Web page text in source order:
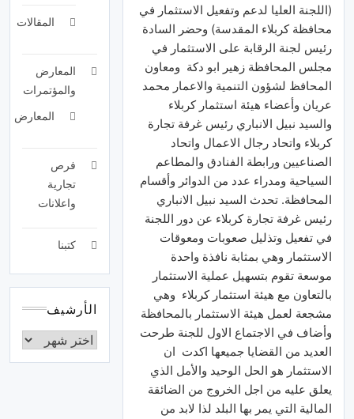
(اللجنة العليا لدعم وتفعيل الاستثمار في
محافظة كربلاء المقدسة) وحضر السادة
رئيس لجنة الرقابة على الاستثمار في
مجلس المحافظة زهير ابو دكة ومعاون
المحافظ لشؤون التنمية والاعمار محمد
عريان وأعضاء هيئة استثمار كربلاء
والسيد نبيل الانباري رئيس غرفة تجارة
كربلاء واتحاد رجال الاعمال واتحاد
الصناعيين ورابطة الفنادق والمطاعم
السياحية ومدراء عدد من الدوائر وأقسام
المحافظة. تحدث السيد نبيل الانباري
رئيس غرفة تجارة كربلاء عن دور اللجنة
في تفعيل وتذليل صعوبات ومعوقات
الاستثمار وهي بمثابة نافذة واحدة
موسعة تقوم بتسهيل عملية الاستثمار
بالتعاون مع هيئة استثمار كربلاء وهي
مشجعة لعمل هيئة الاستثمار بالمحافظة
وأضاف في الاجتماع الاول للجنة طرحت
العديد من القضايا جميعها اكدت ان
الاستثمار هو الحل الوحيد والأمل الذي
يعلق عليه من اجل الخروج من الضائقة
المالية التي يمر بها البلد لذا لابد من
المقالات
المعارض
والمؤتمرات
المعارض
فرص
تجارية
واعلانات
كتبنا
الأرشيف